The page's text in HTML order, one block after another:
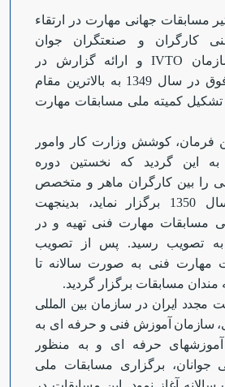
مسابقات جهانی مهارت در ارتقاء
کارگران و صنعتگران جوان
IVTOو ارائه گزارش در
خصوص مسابقات فوق در سال 1349 به بالاترین مقام
تشکیل کمیته ملی مسابقات مهارت
فرمان، کوشش وزارت کار وامور
این گردید که نخستین دوره
را بین کارگران ماهر و متخصص
، بدینجهت
مسابقات مهارت فنی تهیه و در
خرداد سال 1350 به تصویب رسید. پس از تصویب
مهارت فنی به صورت سالانه تا
ایران در سازمان بین المللی
، سازمان آموزش فنی و حرفه ای به
آموزشهای حرفه ای و به منظور
جوانان، برگزاری مسابقات ملی